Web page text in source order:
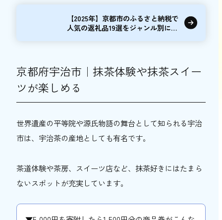
【2025年】京都市のふるさと納税で
人気の返礼品19選をジャンル別にご
京都府宇治市｜抹茶体験や抹茶スイー
ツが楽しめる
世界遺産の平等院や源氏物語の舞台として知られる宇治
市は、宇治茶の産地としても有名です。
茶道体験や茶房、スイーツ店など、抹茶好きにはたまら
ないスポットが充実しています。